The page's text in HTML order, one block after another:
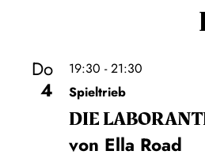
Do
4
19:30 - 21:30
Spieltrieb
DIE
von Ella Road